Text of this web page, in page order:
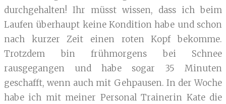
durchgehalten! Ihr müsst wissen, dass ich beim
Laufen überhaupt keine Kondition habe und schon
nach kurzer Zeit einen roten Kopf bekomme.
Trotzdem bin frühmorgens bei Schnee
rausgegangen und habe sogar 35 Minuten
geschafft, wenn auch mit Gehpausen. In der Woche
habe ich mit meiner Personal Trainerin Kate die